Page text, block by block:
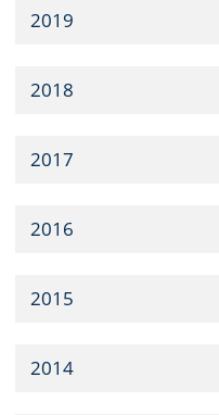
2019
2018
2017
2016
2015
2014